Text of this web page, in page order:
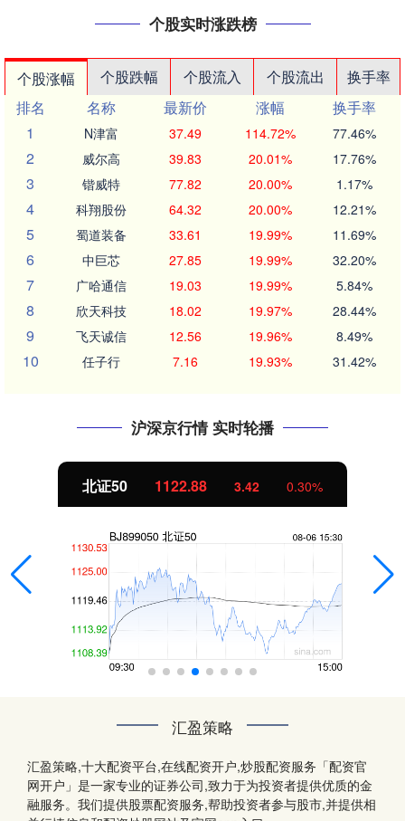
个股实时涨跌榜
个股涨幅 个股跌幅 个股流入 个股流出
换手率
排名
名称 最新价 涨幅
换手率
1
N津富 37.49 114.72% 77.46%
2 威尔高 39.83 20.01% 17.76%
3 锴威特 77.82 20.00% 1.17%
4 科翔股份 64.32 20.00% 12.21%
5 蜀道装备 33.61 19.99% 11.69%
6 中巨芯 27.85 19.99% 32.20%
7 广哈通信 19.03 19.99% 5.84%
8 欣天科技 18.02 19.97% 28.44%
9 飞天诚信 12.56 19.96% 8.49%
10 任子行 7.16 19.93% 31.42%
沪深京行情 实时轮播
北证50 1122.88 3.42 0.30%
汇盈策略
汇盈策略,十大配资平台,在线配资开户,炒股配资服务「配资官
网开户」是一家专业的证券公司,致力于为投资者提供优质的金
融服务。我们提供股票配资服务,帮助投资者参与股市,并提供相